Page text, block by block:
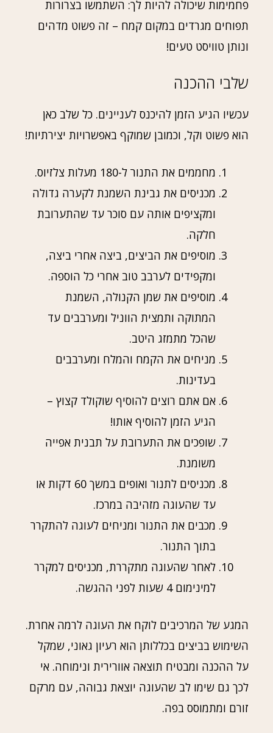
פחמימות שיכולה להיות לך: השתמשו בצרורות
תפוחים מגרדים במקום קמח – זה פשוט מדהים
ונותן טוויסט טעים!
שלבי ההכנה
עכשיו הגיע הזמן להיכנס לעניינים. כל שלב כאן
הוא פשוט וקל, וכמובן שמוקף באפשרויות יצירתיות!
מחממים את התנור ל-180 מעלות צלזיוס.
מכניסים את גבינת השמנת לקערה גדולה
ומקציפים אותה עם סוכר עד שהתערובת
חלקה.
מוסיפים את הביצים, ביצה אחרי ביצה,
ומקפידים לערבב טוב אחרי כל הוספה.
מוסיפים את שמן הקנולה, השמנת
המתוקה ותמצית הווניל ומערבבים עד
שהכל מתמזג היטב.
מניחים את הקמח והמלח ומערבבים
בעדינות.
אם אתם רוצים להוסיף שוקולד קצוץ –
הגיע הזמן להוסיף אותו!
שופכים את התערובת על תבנית אפייה
משומנת.
מכניסים לתנור ואופים במשך 60 דקות או
עד שהעוגה מזהיבה במרכז.
מכבים את התנור ומניחים לעוגה להתקרר
בתוך התנור.
לאחר שהעוגה מתקררת, מכניסים למקרר
למינימום 4 שעות לפני ההגשה.
המגע של המרכיבים לוקח את העוגה לרמה אחרת.
השימוש בביצים בכללותן הוא רעיון גאוני, שמקל
על ההכנה ומבטיח תוצאה אוורירית ונימוחה. אי
לכך גם שימו לב שהעוגה יוצאת גבוהה, עם מרקם
זורם ומתמוסס בפה.